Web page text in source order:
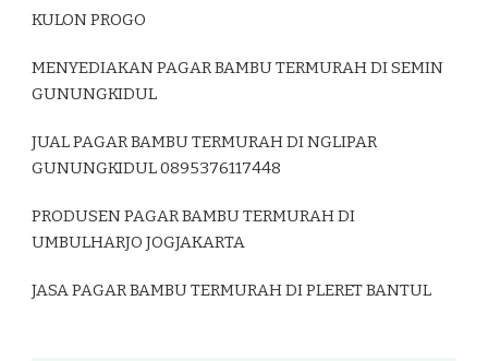
KULON PROGO
MENYEDIAKAN PAGAR BAMBU TERMURAH DI SEMIN
GUNUNGKIDUL
JUAL PAGAR BAMBU TERMURAH DI NGLIPAR
GUNUNGKIDUL 0895376117448
PRODUSEN PAGAR BAMBU TERMURAH DI
UMBULHARJO JOGJAKARTA
JASA PAGAR BAMBU TERMURAH DI PLERET BANTUL